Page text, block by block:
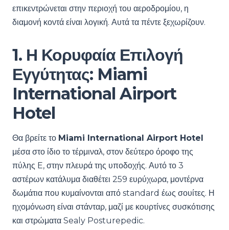
επικεντρώνεται στην περιοχή του αεροδρομίου, η
διαμονή κοντά είναι λογική. Αυτά τα πέντε ξεχωρίζουν.
1. Η Κορυφαία Επιλογή
Εγγύτητας: Miami
International Airport
Hotel
Θα βρείτε το Miami International Airport Hotel
μέσα στο ίδιο το τέρμιναλ, στον δεύτερο όροφο της
πύλης E, στην πλευρά της υποδοχής. Αυτό το 3
αστέρων κατάλυμα διαθέτει 259 ευρύχωρα, μοντέρνα
δωμάτια που κυμαίνονται από standard έως σουίτες. Η
ηχομόνωση είναι στάνταρ, μαζί με κουρτίνες συσκότισης
και στρώματα Sealy Posturepedic.